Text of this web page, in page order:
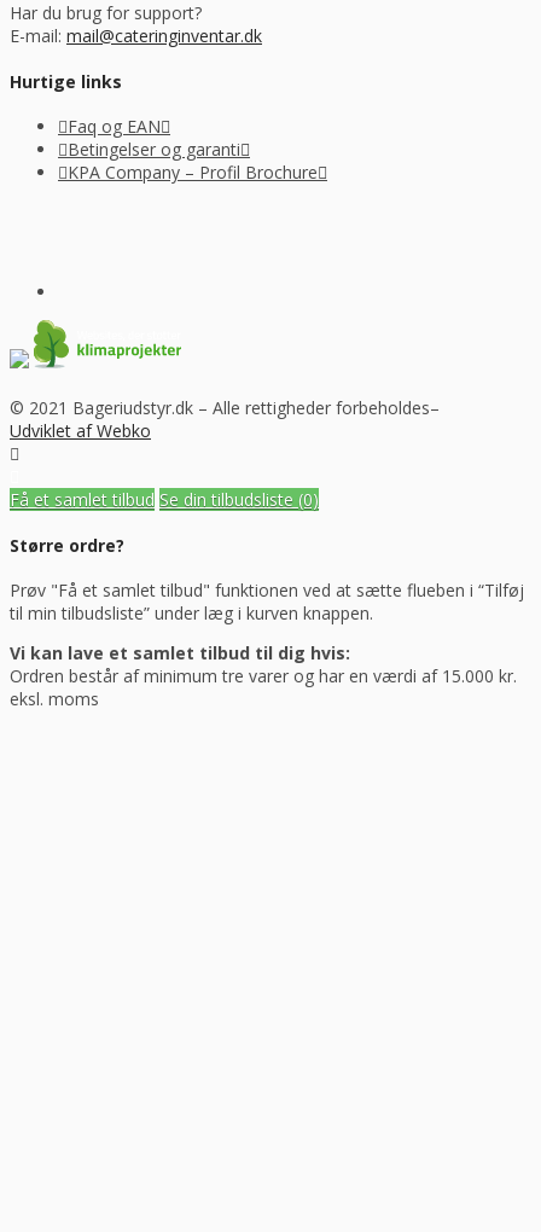
Har du brug for support?
E-mail: mail@cateringinventar.dk
Hurtige links
Faq og EAN
Betingelser og garanti
KPA Company – Profil Brochure
© 2021 Bageriudstyr.dk – Alle rettigheder forbeholdes–
Udviklet af Webko
Få et samlet tilbud Se din tilbudsliste (0)
Større ordre?
Prøv "Få et samlet tilbud" funktionen ved at sætte flueben i “Tilføj
til min tilbudsliste” under læg i kurven knappen.
Vi kan lave et samlet tilbud til dig hvis:
Ordren består af minimum tre varer og har en værdi af 15.000 kr.
eksl. moms